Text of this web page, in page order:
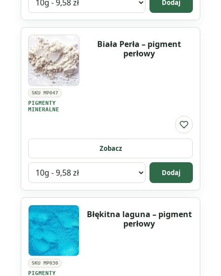
wariant
produktu
Bambusowa
Wiosna
-
pigment
perłowy
Dodaj
SKU MP047
PIGMENTY
MINERALNE
Biała Perła – pigment
perłowy
Do listy
Zobacz
Wybierz
wariant
produktu
Biała
Perła
-
pigment
perłowy
Dodaj
SKU MP030
PIGMENTY
Błękitna laguna – pigment
perłowy